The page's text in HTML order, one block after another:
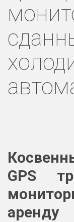
GPS
аренду